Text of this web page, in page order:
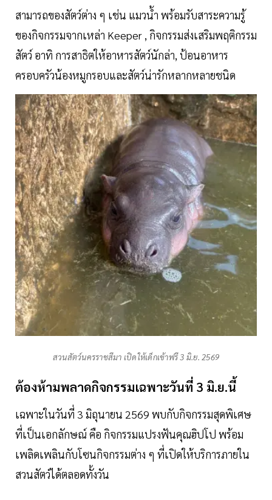
สามารถของสัตว์ต่าง ๆ เช่น แมวน้ำ พร้อมรับสาระความรู้
ของกิจกรรมจากเหล่า Keeper , กิจกรรมส่งเสริมพฤติกรรม
สัตว์ อาทิ การสาธิตให้อาหารสัตว์นักล่า, ป้อนอาหาร
ครอบครัวน้องหมูกรอบและสัตว์น่ารักหลากหลายชนิด
สวนสัตว์นครราชสีมา เปิดให้เด็กเข้าฟรี 3 มิ.ย. 2569
ต้องห้ามพลาดกิจกรรมเฉพาะวันที่ 3 มิ.ย.นี้
เฉพาะในวันที่ 3 มิถุนายน 2569 พบกับกิจกรรมสุดพิเศษ
ที่เป็นเอกลักษณ์ คือ กิจกรรมแปรงฟันคุณฮิปโป พร้อม
เพลิดเพลินกับโซนกิจกรรมต่าง ๆ ที่เปิดให้บริการภายใน
สวนสัตว์ได้ตลอดทั้งวัน